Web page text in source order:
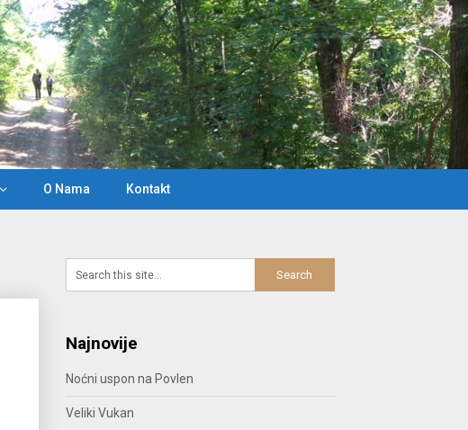
O Nama Kontakt
Najnovije
Noćni uspon na Povlen
Veliki Vukan